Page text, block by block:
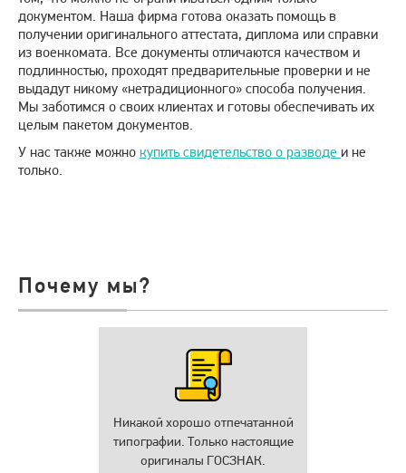
документом. Наша фирма готова оказать помощь в
получении оригинального аттестата, диплома или справки
из военкомата. Все документы отличаются качеством и
подлинностью, проходят предварительные проверки и не
выдадут никому «нетрадиционного» способа получения.
Мы заботимся о своих клиентах и готовы обеспечивать их
целым пакетом документов.
У нас также можно купить свидетельство о разводе и не
только.
Почему мы?
Никакой хорошо отпечатанной
типографии. Только настоящие
оригиналы ГОСЗНАК.